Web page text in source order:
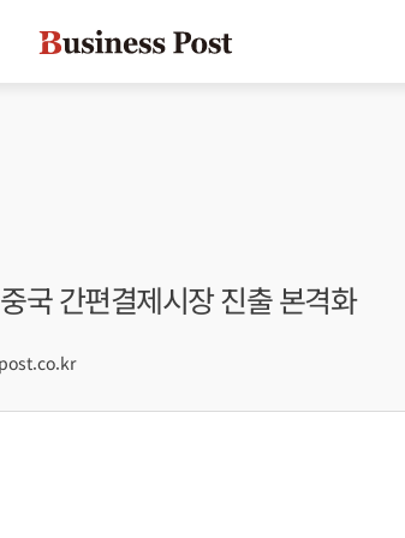
국 간편결제시장 진출 본격화